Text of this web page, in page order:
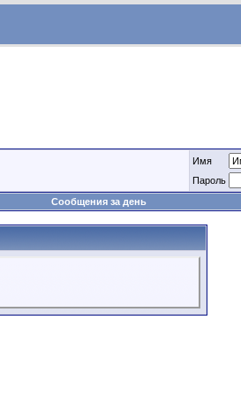
Имя
Пароль
Сообщения за день